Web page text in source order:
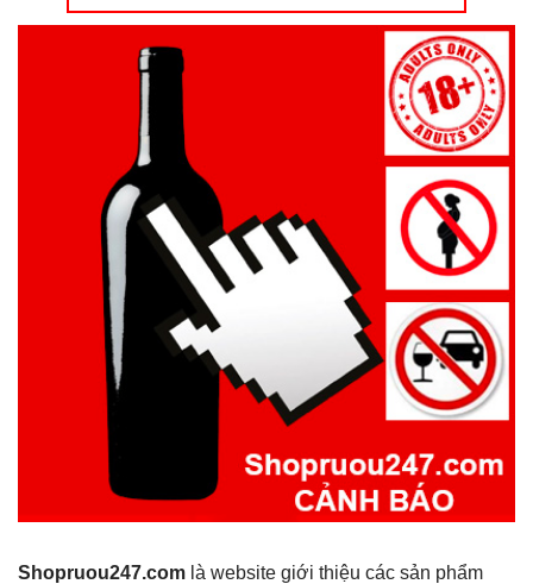
Shopruou247.com là website giới thiệu các sản phẩm